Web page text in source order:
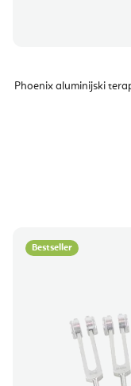
Phoenix aluminijski
Bestseller